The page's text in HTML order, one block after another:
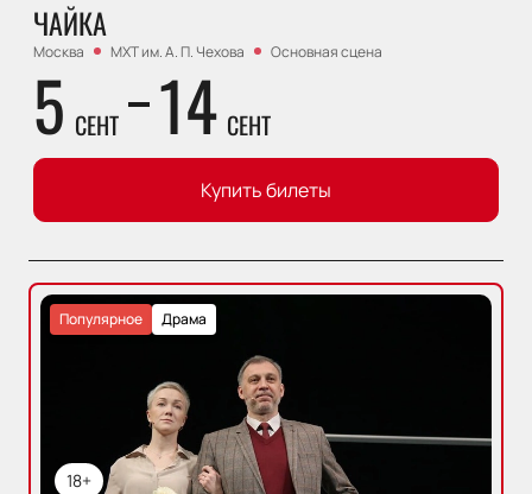
ЧАЙКА
Москва МХТ им. А. П. Чехова Основная сцена
5 СЕНТ 14 СЕНТ
Купить билеты
18+
Драма
Популярное